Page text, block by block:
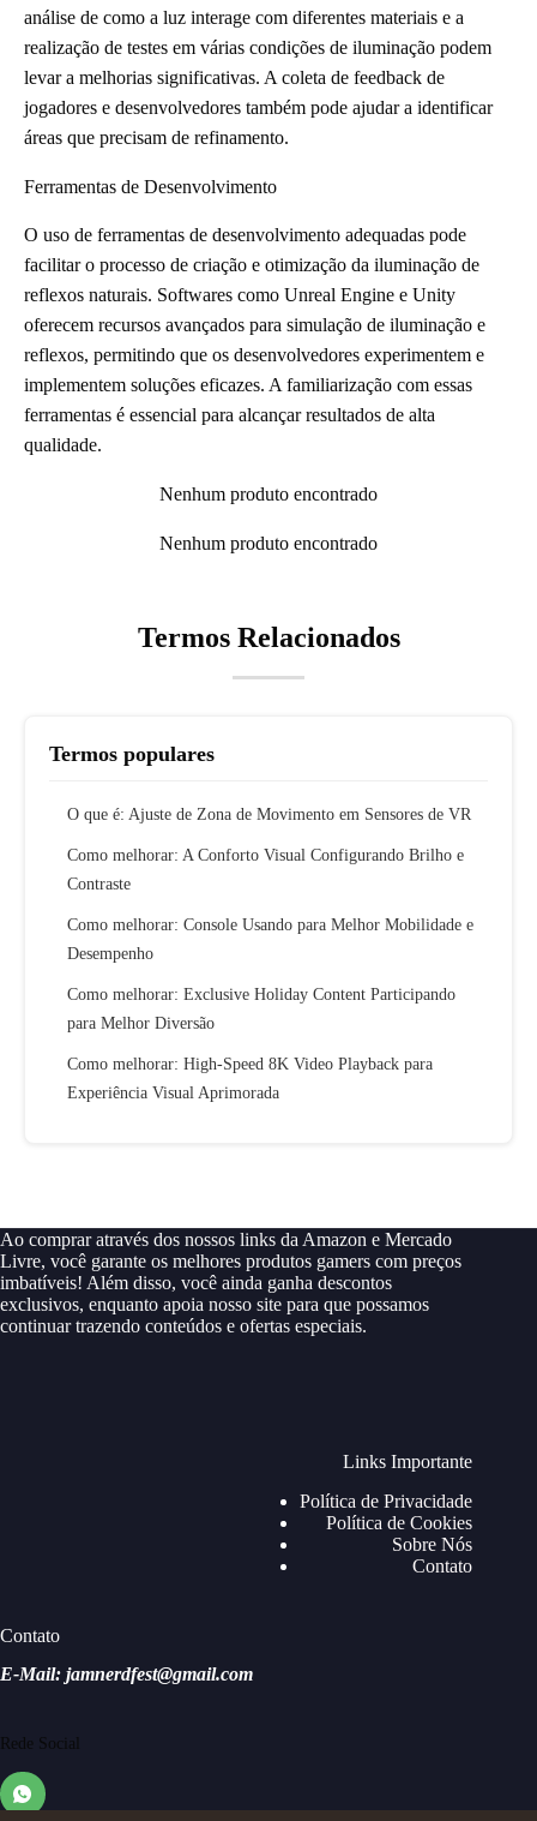
análise de como a luz interage com diferentes materiais e a
realização de testes em várias condições de iluminação podem
levar a melhorias significativas. A coleta de feedback de
jogadores e desenvolvedores também pode ajudar a identificar
áreas que precisam de refinamento.
Ferramentas de Desenvolvimento
O uso de ferramentas de desenvolvimento adequadas pode
facilitar o processo de criação e otimização da iluminação de
reflexos naturais. Softwares como Unreal Engine e Unity
oferecem recursos avançados para simulação de iluminação e
reflexos, permitindo que os desenvolvedores experimentem e
implementem soluções eficazes. A familiarização com essas
ferramentas é essencial para alcançar resultados de alta
qualidade.
Nenhum produto encontrado
Nenhum produto encontrado
Termos Relacionados
Termos populares
O que é: Ajuste de Zona de Movimento em Sensores de VR
Como melhorar: A Conforto Visual Configurando Brilho e
Contraste
Como melhorar: Console Usando para Melhor Mobilidade e
Desempenho
Como melhorar: Exclusive Holiday Content Participando
para Melhor Diversão
Como melhorar: High-Speed 8K Video Playback para
Experiência Visual Aprimorada
Ao comprar através dos nossos links da Amazon e Mercado
Livre, você garante os melhores produtos gamers com preços
imbatíveis! Além disso, você ainda ganha descontos
exclusivos, enquanto apoia nosso site para que possamos
continuar trazendo conteúdos e ofertas especiais.
Links Importante
Política de Privacidade
Política de Cookies
Sobre Nós
Contato
Contato
E-Mail: jamnerdfest@gmail.com
Rede Social